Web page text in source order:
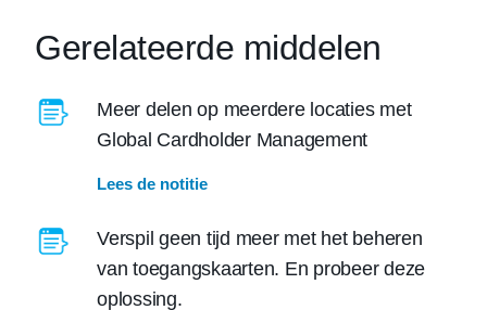
Gerelateerde middelen
Meer delen op meerdere locaties met
Global Cardholder Management
Lees de notitie
Verspil geen tijd meer met het beheren
van toegangskaarten. En probeer deze
oplossing.